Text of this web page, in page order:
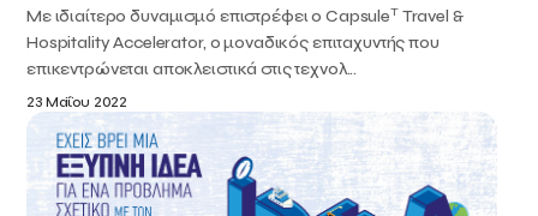
Με ιδιαίτερο δυναμισμό επιστρέφει ο CapsuleTTravel &
Hospitality Accelerator, ο μοναδικός επιταχυντής που
επικεντρώνεται αποκλειστικά στις τεχνολ...
23 Μαΐου 2022